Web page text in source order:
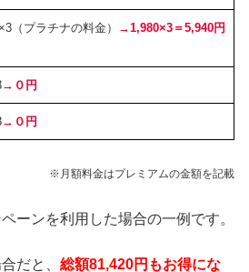
（プラチナの料金） →1,980×3＝5,940円
→０円
→０円
※月額料金はプレミアムの金額を記載
ーンを利用した場合の一例です。
だと、 総額81,420円もお得にな